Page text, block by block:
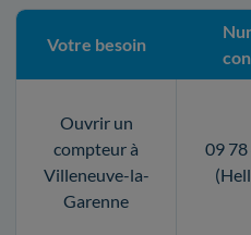
Votre besoin
Ouvrir un
compteur à
Villeneuve-la-
Garenne
09 78